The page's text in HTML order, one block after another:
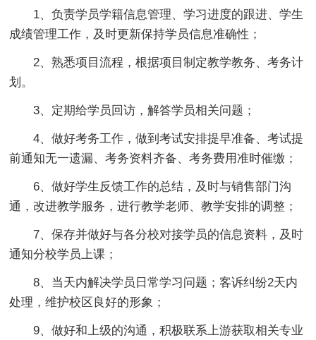
1、负责学员学籍信息管理、学习进度的跟进、学生
成绩管理工作，及时更新保持学员信息准确性；
2、熟悉项目流程，根据项目制定教学教务、考务计
划。
3、定期给学员回访，解答学员相关问题；
4、做好考务工作，做到考试安排提早准备、考试提
前通知无一遗漏、考务资料齐备、考务费用准时催缴；
6、做好学生反馈工作的总结，及时与销售部门沟
通，改进教学服务，进行教学老师、教学安排的调整；
7、保存并做好与各分校对接学员的信息资料，及时
通知分校学员上课；
8、当天内解决学员日常学习问题；客诉纠纷2天内
处理，维护校区良好的形象；
9、做好和上级的沟通，积极联系上游获取相关专业